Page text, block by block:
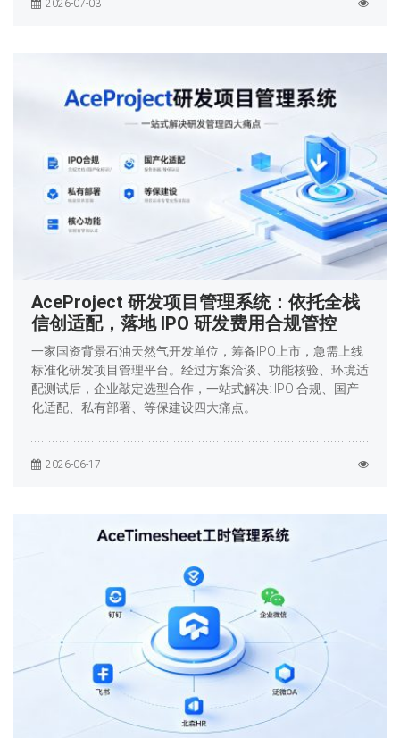
2026-07-03
AceProject 研发项目管理系统：依托全栈
信创适配，落地 IPO 研发费用合规管控
一家国资背景石油天然气开发单位，筹备IPO上市，急需上线
标准化研发项目管理平台。经过方案洽谈、功能核验、环境适
配测试后，企业敲定选型合作，一站式解决: IPO 合规、国产
化适配、私有部署、等保建设四大痛点。
2026-06-17